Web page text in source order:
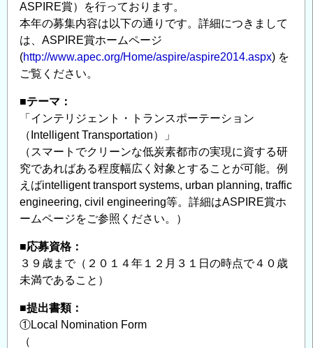
ASPIRE賞）を行っております。
本年の募集内容は以下の通りです。詳細につきまして
は、ASPIRE賞ホームページ
(http://www.apec.org/Home/aspire/aspire2014.aspx) を
ご覧ください。
■テーマ：
「インテリジェント・トランスポーテーション
（Intelligent Transportation）」
（スマートでクリーンな低炭素都市の実現に資する研
究であればある程度幅広く対象とすることが可能。例
えばintelligent transport systems, urban planning, traffic
engineering, civil engineering等。詳細はASPIRE賞ホ
ームページをご参照ください。）
■応募資格：
３９歳まで（２０１４年１２月３１日の時点で４０歳
未満であること）
■提出書類：
①Local Nomination Form
（